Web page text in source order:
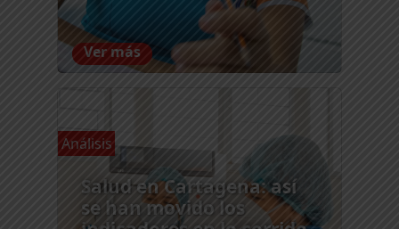
Ver más
Análisis
Salud en Cartagena: así
se han movido los